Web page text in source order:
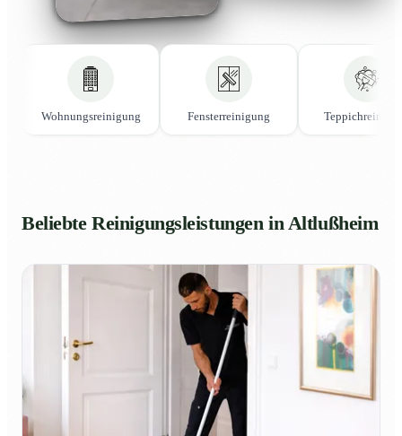
Wohnungsreinigung Fensterreinigung
Beliebte Reinigungsleistungen in Altlußheim